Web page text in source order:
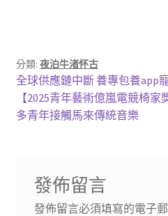
分類: 夜泊牛渚怀古
文
章
上
一
篇
全球供應鏈中斷 養專包養app
下
一
【2025青年藝術億嵐電競椅
多青年接觸馬來傳統音樂
發佈留言
發佈留言必須填寫的電子